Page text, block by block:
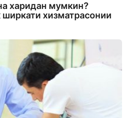
харидан мумкин?
хизматрасонии